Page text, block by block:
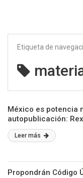
Etiqueta de
México es potencia
autopublicación:
Leer más
Propondrán Código